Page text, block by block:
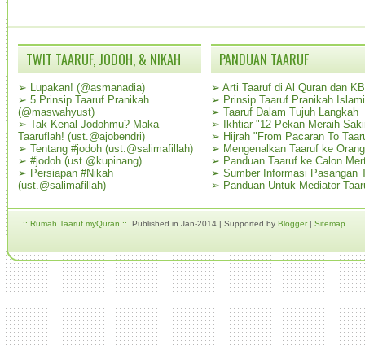
TWIT TAARUF, JODOH, & NIKAH
➢ Lupakan! (@asmanadia)
➢ 5 Prinsip Taaruf Pranikah
(@maswahyust)
➢ Tak Kenal Jodohmu? Maka
Taaruflah! (ust.@ajobendri)
➢ Tentang #jodoh (ust.@salimafillah)
➢ #jodoh (ust.@kupinang)
➢ Persiapan #Nikah
(ust.@salimafillah)
PANDUAN TAARUF
➢ Arti Taaruf di Al Quran dan
➢ Prinsip Taaruf Pranikah Islami
➢ Taaruf Dalam Tujuh Langkah
➢
Ikhtiar "12 Pekan Meraih
➢ Hijrah "From Pacaran To
➢ Mengenalkan Taaruf ke
➢ Panduan Taaruf ke Calon
➢ Sumber Informasi Pasangan
➢ Panduan Untuk Mediator
.:: Rumah Taaruf myQuran ::. Published in Jan-2014 | Supported by Blogger| Sitemap